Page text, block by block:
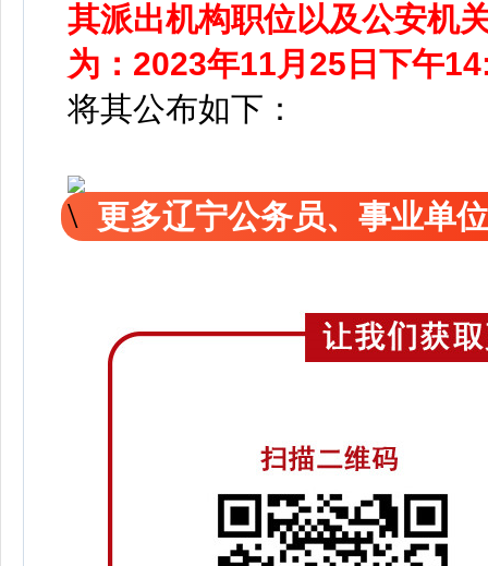
其派出机构职位以及公安机
为：2023年11月25日下午
将其公布如下：
更多辽宁公务员、事业单